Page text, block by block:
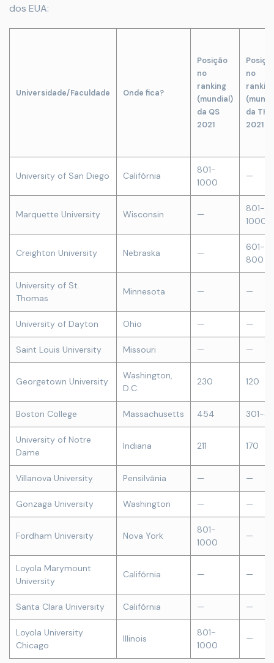
dos EUA:
Universidade/Faculdade Onde fica?
Posição
no
ranking
(mundial)
da QS
2021
no
da THE
2021
University of San Diego Califórnia
801-
1000
—
Marquette University Wisconsin —
801-
1000
Creighton University Nebraska —
601-
800
University of St.
Thomas
Minnesota — —
University of Dayton Ohio — —
Saint Louis University Missouri — —
Georgetown University
Washington,
D.C.
230 120
Boston College Massachusetts 454 301-
University of Notre
Dame
Indiana 211 170
Villanova University Pensilvânia — —
Gonzaga University Washington — —
Fordham University Nova York
801-
1000
—
Loyola Marymount
University
Califórnia — —
Santa Clara University Califórnia — —
Loyola University
Chicago
Illinois
801-
1000
—